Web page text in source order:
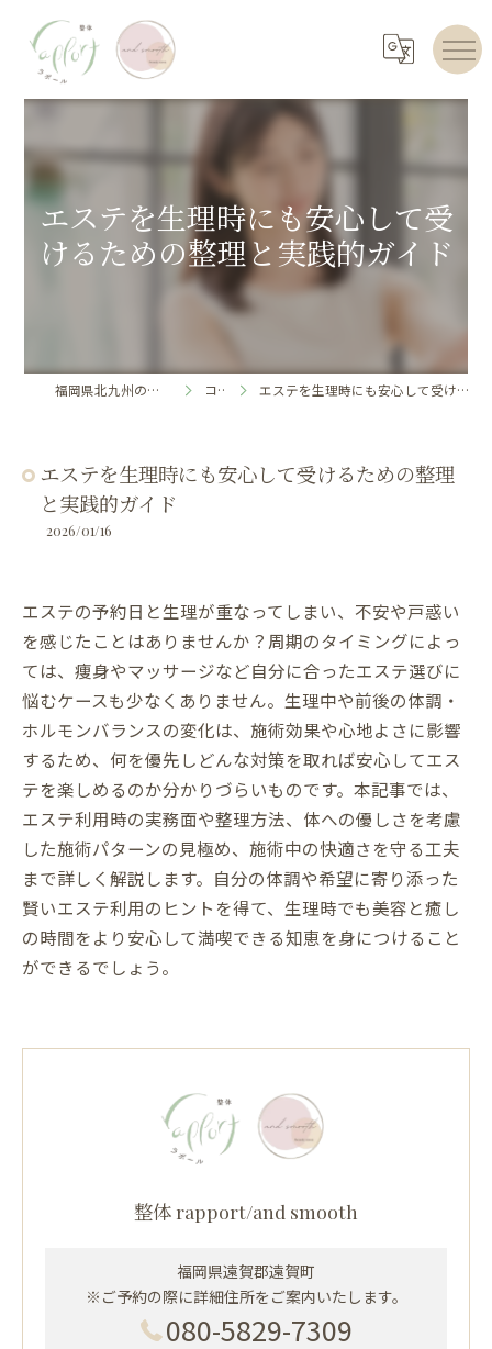
エステを生理時にも安心して受
けるための整理と実践的ガイド
福岡県北九州のエステならrapport コラム エステを生理時にも安心して受けるための整理と実践的ガイド
エステを生理時にも安心して受けるための整理
と実践的ガイド
2026/01/16
エステの予約日と生理が重なってしまい、不安や戸惑い
を感じたことはありませんか？周期のタイミングによっ
ては、痩身やマッサージなど自分に合ったエステ選びに
悩むケースも少なくありません。生理中や前後の体調・
ホルモンバランスの変化は、施術効果や心地よさに影響
するため、何を優先しどんな対策を取れば安心してエス
テを楽しめるのか分かりづらいものです。本記事では、
エステ利用時の実務面や整理方法、体への優しさを考慮
した施術パターンの見極め、施術中の快適さを守る工夫
まで詳しく解説します。自分の体調や希望に寄り添った
賢いエステ利用のヒントを得て、生理時でも美容と癒し
の時間をより安心して満喫できる知恵を身につけること
ができるでしょう。
整体 rapport/and smooth
福岡県遠賀郡遠賀町
※ご予約の際に詳細住所をご案内いたします。
080-5829-7309